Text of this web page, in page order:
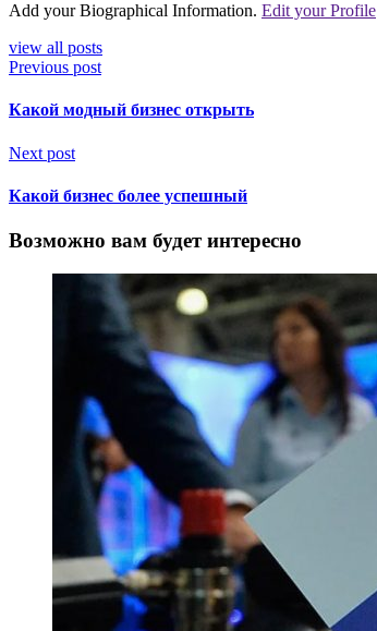
Add your Biographical Information. Edit your Profile
view all posts
Previous post
Какой модный бизнес открыть
Next post
Какой бизнес более успешный
Возможно вам будет интересно